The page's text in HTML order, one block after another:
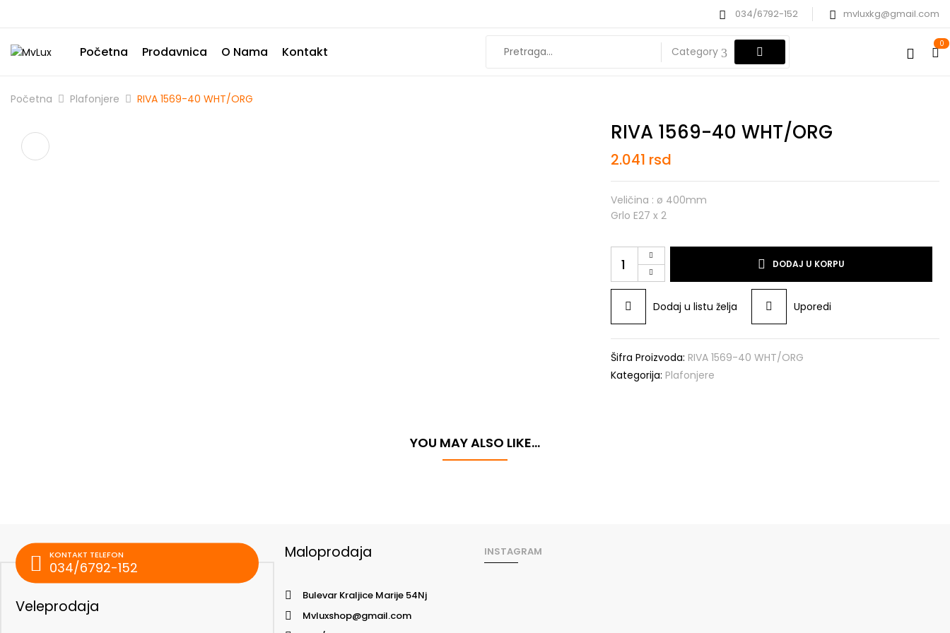
034/6792-152 mvluxkg@gmail.com
Početna Prodavnica O Nama Kontakt Category
0
Početna Plafonjere RIVA 1569-40 WHT/ORG
RIVA 1569-40 WHT/ORG
2.041 rsd
Veličina : ø 400mm
Grlo E27 x 2
DODAJ U KORPU
Dodaj u listu želja Uporedi
Šifra Proizvoda: RIVA 1569-40 WHT/ORG
Kategorija: Plafonjere
YOU MAY ALSO LIKE…
KONTAKT TELEFON
034/6792-152
Veleprodaja
Maloprodaja
Bulevar Kraljice Marije 54Nj
Mvluxshop@gmail.com
INSTAGRAM